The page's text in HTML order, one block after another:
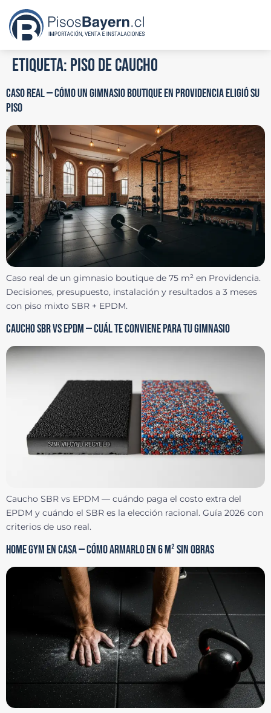
Etiqueta:piso de caucho
CASO REAL — CÓMO UN GIMNASIO BOUTIQUE EN PROVIDENCIA ELIGIÓ SU
PISO
Caso real de un gimnasio boutique de 75 m² en Providencia.
Decisiones, presupuesto, instalación y resultados a 3 meses
con piso mixto SBR + EPDM.
CAUCHO SBR VS EPDM — CUÁL TE CONVIENE PARA TU GIMNASIO
Caucho SBR vs EPDM — cuándo paga el costo extra del
EPDM y cuándo el SBR es la elección racional. Guía 2026 con
criterios de uso real.
HOME GYM EN CASA — CÓMO ARMARLO EN 6 M² SIN OBRAS